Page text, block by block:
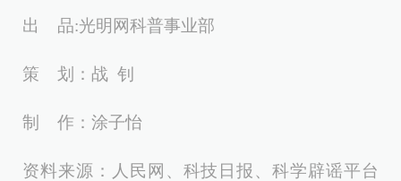
出 品:光明网科普事业部
策 划：战 钊
制 作：涂子怡
资料来源：人民网、科技日报、科学辟谣平台